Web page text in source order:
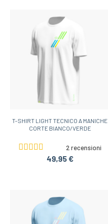
T-SHIRT LIGHT TECNICO A MANICHE
CORTE BIANCO/VERDE
2 recensioni
49,95 €